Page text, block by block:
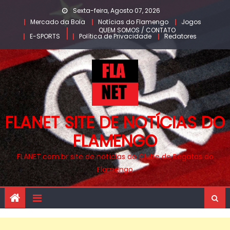
content
Sexta-feira, Agosto 07, 2026
Mercado da Bola
Notícias do Flamengo
Jogos
E-SPORTS
QUEM SOMOS / CONTATO
Política de Privacidade Redatores
FLANET SITE DE NOTÍCIAS DO
FLAMENGO
FLANET.com.br site de notícias do Clube de Regatas do
Flamengo